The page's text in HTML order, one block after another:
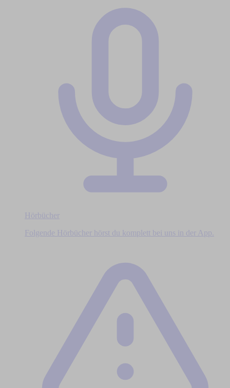
Hörbücher
Folgende Hörbücher hörst du komplett bei uns in der App.